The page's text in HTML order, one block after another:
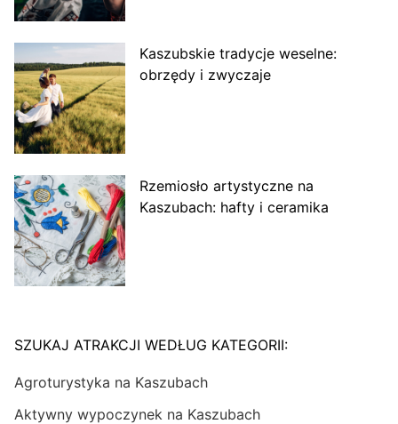
Kaszubskie tradycje weselne:
obrzędy i zwyczaje
Rzemiosło artystyczne na
Kaszubach: hafty i ceramika
SZUKAJ ATRAKCJI WEDŁUG KATEGORII:
Agroturystyka na Kaszubach
Aktywny wypoczynek na Kaszubach